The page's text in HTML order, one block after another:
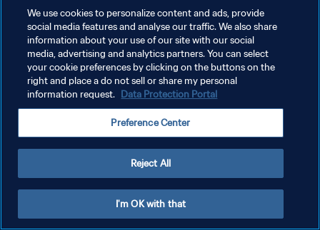
سياسة الخصوصية
إدارة تفضيلات ملفات تعريف الارتباط
We use cookies to personalize content and ads, provide
social media features and analyse our traffic. We also share
information about your use of our site with our social
media, advertising and analytics partners. You can select
your cookie preferences by clicking on the buttons on the
right and place a do not sell or share my personal
information request. Data Protection Portal
Preference Center
Reject All
I'm OK with that